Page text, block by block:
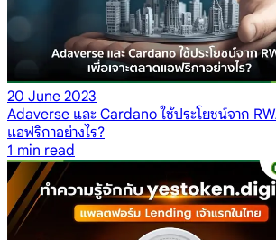
20 June 2023
Adaverse และ Cardano ใช้ประโยชน์จาก
แอฟริกาอย่างไร?
1 min read